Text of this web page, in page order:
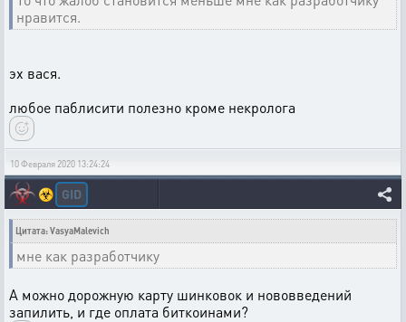
нравится.
эх вася.
любое паблисити полезно кроме некролога
10 Февраля 2020 13:24:24
☣️ GID
Цитата: VasyaMalevich
мне как разработчику
А можно дорожную карту шинковок и нововведений
запилить, и где оплата биткоинами?